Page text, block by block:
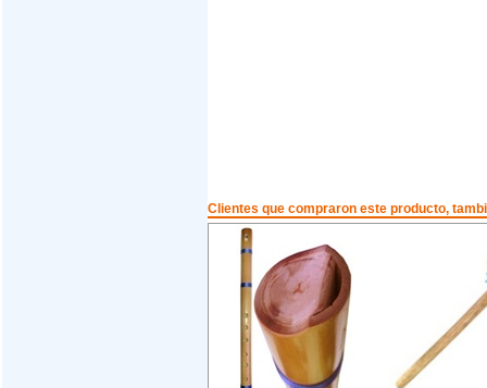
Clientes que compraron este producto,